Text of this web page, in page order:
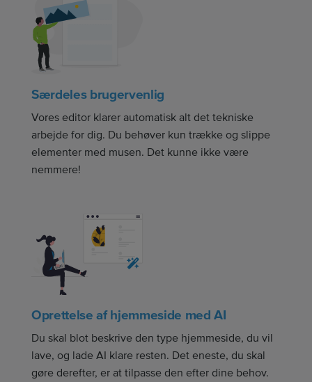
Særdeles brugervenlig
Vores editor klarer automatisk alt det tekniske
arbejde for dig. Du behøver kun trække og slippe
elementer med musen. Det kunne ikke være
nemmere!
Oprettelse af hjemmeside med AI
Du skal blot beskrive den type hjemmeside, du vil
lave, og lade AI klare resten. Det eneste, du skal
gøre derefter, er at tilpasse den efter dine behov.